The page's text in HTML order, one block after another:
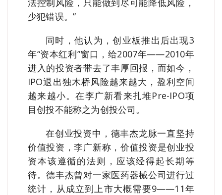
少犯错误。”
同时，他认为，创业板推出后出现3
年“资本红利”窗口，给2007年——2010年
进入的投资者带去了丰厚回报，而如今，
IPO退出独木桥风险越来越大，盈利空间
越来越小。在李广新看来扎堆Pre-IPO项
目创投不能称之为创投公司。
在创业投资中，德丰杰龙脉一直坚持
价值投资，李广新称，价值投资是创业投
资本该遵循的法则，应该经得起长期等
待。德丰杰曾对一家医药器械公司进行过
统计，从成立到上市大概需要9——11年